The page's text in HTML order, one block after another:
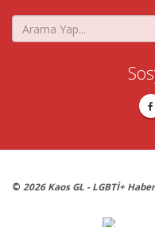
© 2026 Kaos GL - LGBTİ+